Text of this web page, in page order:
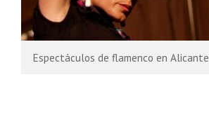
Espectáculos de flamenco en Alicante